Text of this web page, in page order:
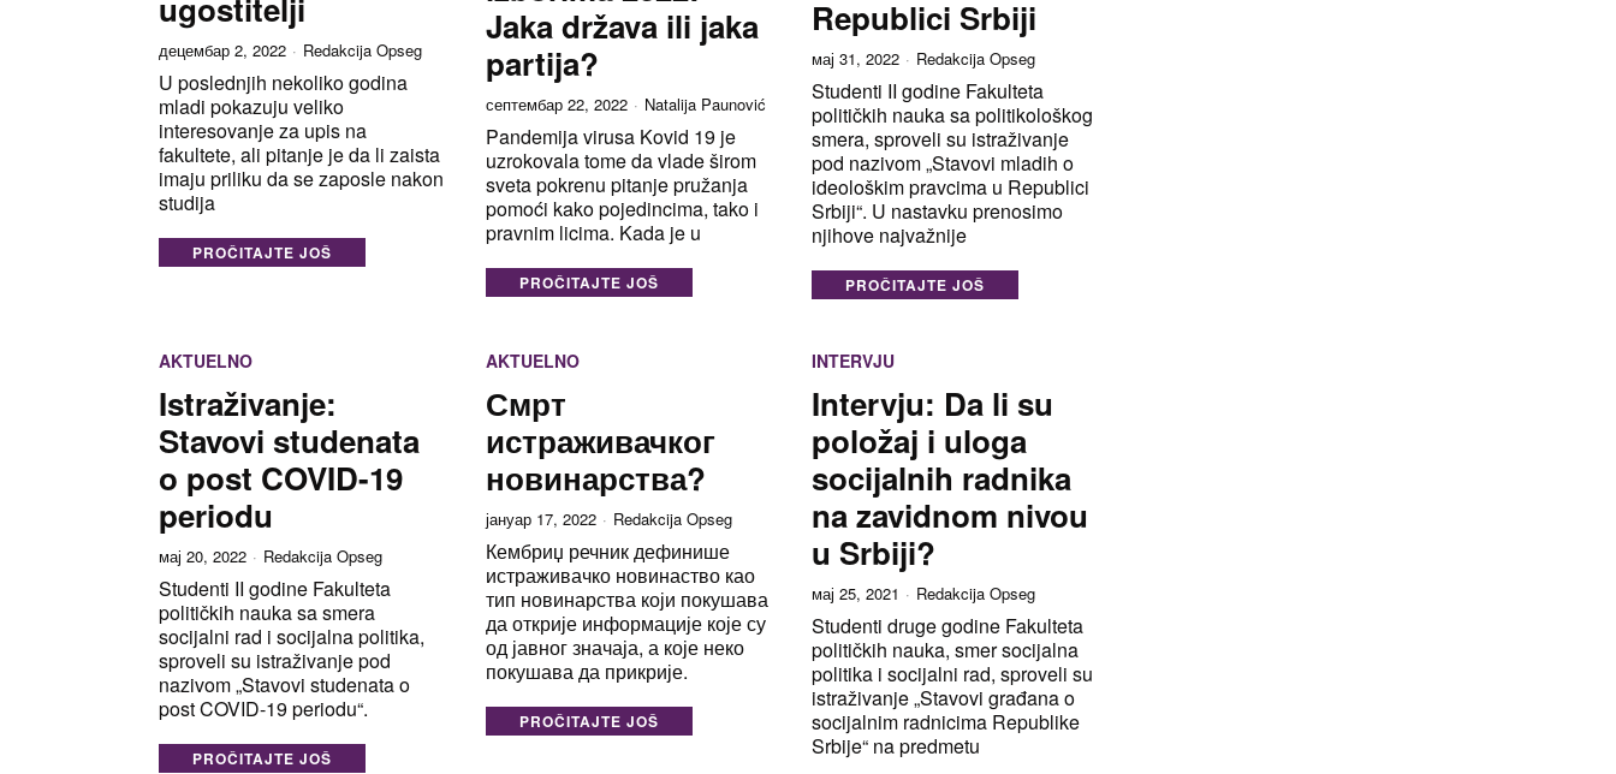
ugostitelji
децембар 2, 2022 Redakcija Opseg
U poslednjih nekoliko godina
mladi pokazuju veliko
interesovanje za upis na
fakultete, ali pitanje je da li zaista
imaju priliku da se zaposle nakon
studija
PROČITAJTE JOŠ
Jaka država ili jaka
partija?
септембар 22, 2022 Natalija Paunović
Pandemija virusa Kovid 19 je
uzrokovala tome da vlade širom
sveta pokrenu pitanje pružanja
pomoći kako pojedincima, tako i
pravnim licima. Kada je u
PROČITAJTE JOŠ
Republici Srbiji
мај 31, 2022 Redakcija Opseg
Studenti II godine Fakulteta
političkih nauka sa politikološkog
smera, sproveli su istraživanje
pod nazivom „Stavovi mladih o
ideološkim pravcima u Republici
Srbiji“. U nastavku prenosimo
njihove najvažnije
PROČITAJTE JOŠ
AKTUELNO
Istraživanje:
Stavovi studenata
o post COVID-19
periodu
мај 20, 2022 Redakcija Opseg
Studenti II godine Fakulteta
političkih nauka sa smera
socijalni rad i socijalna politika,
sproveli su istraživanje pod
nazivom „Stavovi studenata o
post COVID-19 periodu“.
PROČITAJTE JOŠ
AKTUELNO
Смрт
истраживачког
новинарства?
јануар 17, 2022 Redakcija Opseg
Кембриџ речник дефинише
истраживачко новинаство као
тип новинарства који покушава
да открије информације које су
од јавног значаја, а које неко
покушава да прикрије.
PROČITAJTE JOŠ
INTERVJU
Intervju: Da li su
položaj i uloga
socijalnih radnika
na zavidnom nivou
u Srbiji?
мај 25, 2021 Redakcija Opseg
Studenti druge godine Fakulteta
političkih nauka, smer socijalna
politika i socijalni rad, sproveli su
istraživanje „Stavovi građana o
socijalnim radnicima Republike
Srbije“ na predmetu